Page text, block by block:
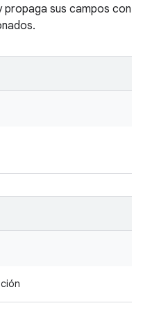
propaga sus campos con